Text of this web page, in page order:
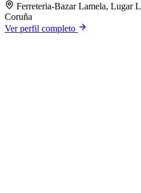
Ferreteria-Bazar Lamela, Lugar
Coruña
Ver perfil completo